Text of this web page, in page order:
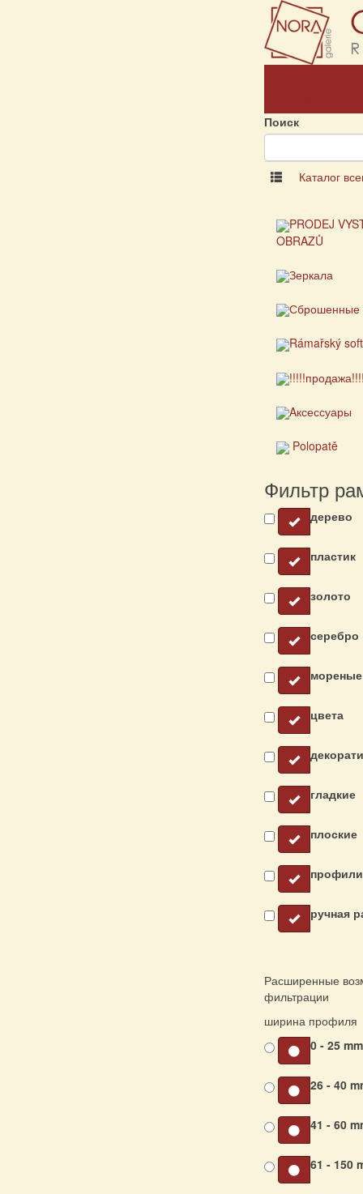
Поиск
Каталог
PRODEJ
OBRAZŮ
Зеркала
Сброшенные
Rámařský
Aксессуары
Polopatě
Фильтр
дерево
пластик
золото
серебро
мореные
цвета
гладкие
плоские
ручная
Расширенные
фильтрации
ширина профиля
0 - 25
26 - 40
41 - 60
61 - 150